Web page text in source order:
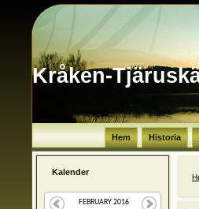
Kråken-
Hem Historia
Kalender
FEBRUARY 2016